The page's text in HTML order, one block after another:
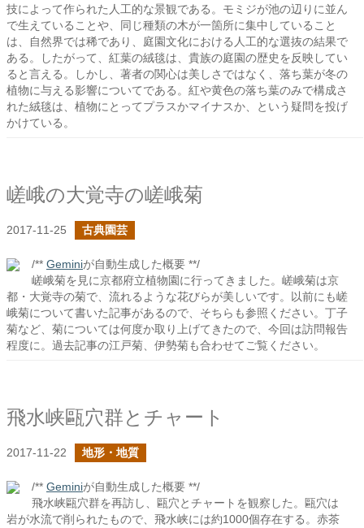
技によって作られた人工的な景観である。モミジが池の辺りに並ん
で生えていることや、同じ種類の木が一箇所に集中していること
は、自然界では稀であり、庭園文化における人工的な選抜の結果で
ある。したがって、紅葉の絨毯は、貴族の庭園の歴史を反映してい
ると言える。しかし、著者の関心は美しさではなく、落ち葉が冬の
植物に与える影響についてである。紅や黄色の落ち葉のみで構成さ
れた絨毯は、植物にとってプラスかマイナスか、という疑問を投げ
かけている。
嵯峨の大覚寺の嵯峨菊
2017-11-25 古典園芸
/** Geminiが自動生成した概要 **/
嵯峨菊を見に京都府立植物園に行ってきました。嵯峨菊は京
都・大覚寺の菊で、流れるような花びらが美しいです。以前にも嵯
峨菊について書いた記事があるので、そちらも参照ください。丁子
菊など、菊については何度か取り上げてきたので、今回は訪問報告
程度に。過去記事の江戸菊、伊勢菊も合わせてご覧ください。
飛水峡甌穴群とチャート
2017-11-22 地形・地質
/** Geminiが自動生成した概要 **/
飛水峡甌穴群を再訪し、甌穴とチャートを観察した。甌穴は
岩が水流で削られたもので、飛水峡には約1000個存在する。赤茶